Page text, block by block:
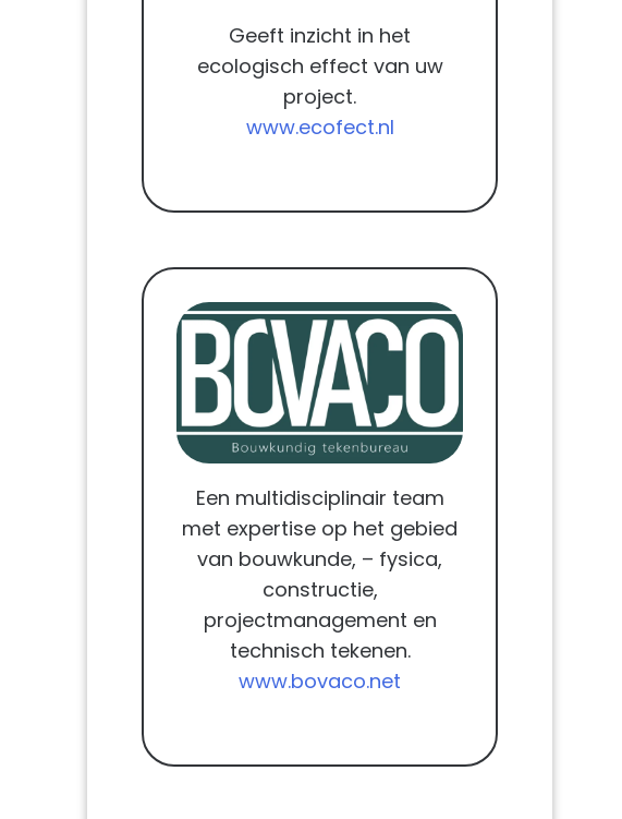
Geeft inzicht in het
ecologisch effect van uw
project.
www.ecofect.nl
Een multidisciplinair team
met expertise op het gebied
van bouwkunde, – fysica,
constructie,
projectmanagement en
technisch tekenen.
www.bovaco.net